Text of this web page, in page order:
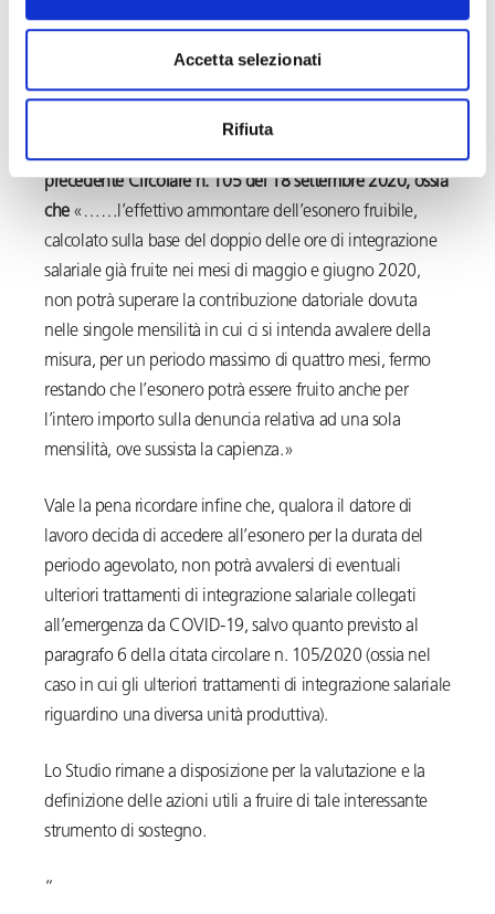
Accetta selezionati
Rifiuta
maggio e giugno 2020 – da utilizzare come base di
calcolo per la misura dell’esonero –deve essere
maggiorata dei ratei di mensilità aggiuntive.
precedente Circolare n. 105 del 18 settembre 2020, ossia
che «……l’effettivo ammontare dell’esonero fruibile,
calcolato sulla base del doppio delle ore di integrazione
salariale già fruite nei mesi di maggio e giugno 2020,
non potrà superare la contribuzione datoriale dovuta
nelle singole mensilità in cui ci si intenda avvalere della
misura, per un periodo massimo di quattro mesi, fermo
restando che l’esonero potrà essere fruito anche per
l’intero importo sulla denuncia relativa ad una sola
mensilità, ove sussista la capienza.»
Vale la pena ricordare infine che, qualora il datore di
lavoro decida di accedere all’esonero per la durata del
periodo agevolato, non potrà avvalersi di eventuali
ulteriori trattamenti di integrazione salariale collegati
all’emergenza da COVID-19, salvo quanto previsto al
paragrafo 6 della citata circolare n. 105/2020 (ossia nel
caso in cui gli ulteriori trattamenti di integrazione salariale
riguardino una diversa unità produttiva).
Lo Studio rimane a disposizione per la valutazione e la
definizione delle azioni utili a fruire di tale interessante
strumento di sostegno.
“